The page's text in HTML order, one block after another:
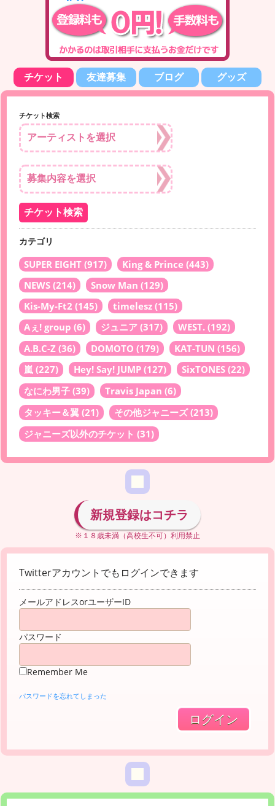
チケット 友達募集 ブログ グッズ
チケット検索
カテゴリ
SUPER EIGHT (917) King & Prince (443)
NEWS (214) Snow Man (129)
Kis-My-Ft2 (145) timelesz (115)
Aぇ! group (6) ジュニア (317) WEST. (192)
A.B.C-Z (36) DOMOTO (179) KAT-TUN (156)
嵐 (227) Hey! Say! JUMP (127) SixTONES (22)
なにわ男子 (39) Travis Japan (6)
タッキー＆翼 (21) その他ジャニーズ(213)
ジャニーズ以外のチケット (31)
新規登録はコチラ
※１８歳未満（高校生不可）利用禁止
Twitterアカウントでもログインできます
メールアドレスorユーザーID
パスワード
Remember Me
パスワードを忘れてしまった